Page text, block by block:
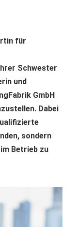
für
Schwester
und
GmbH
Dabei
sondern
Betrieb zu